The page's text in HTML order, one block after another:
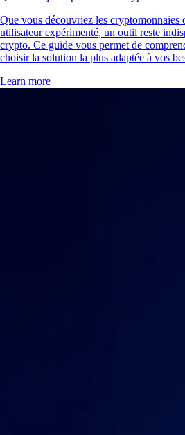
Que vous découvriez les cryptomonnaies
utilisateur expérimenté, un outil reste
crypto. Ce guide vous permet de
choisir la solution la plus adaptée à vos
Learn more